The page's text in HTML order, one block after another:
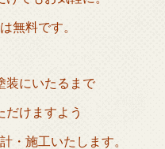
無料です。
装にいたるまで
だけますよう
・施工いたします。